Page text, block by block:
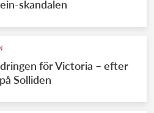
skandalen
för Victoria – efter
Solliden